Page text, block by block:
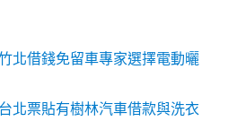
北借錢免留車專家選擇電動曬
北票貼有樹林汽車借款與洗衣